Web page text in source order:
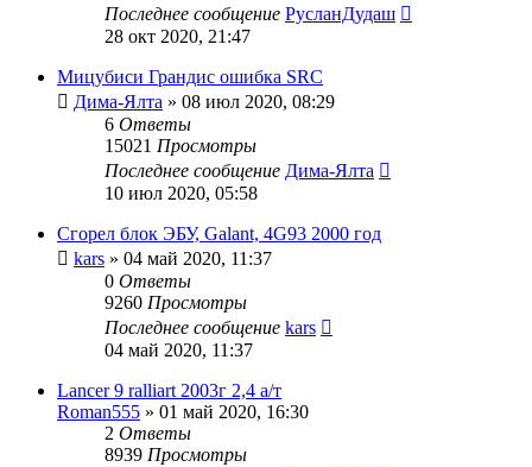
Последнее сообщение РусланДудаш
28 окт 2020, 21:47
Мицубиси Грандис ошибка SRC
Дима-Ялта » 08 июл 2020, 08:29
6 Ответы
15021 Просмотры
Последнее сообщение Дима-Ялта
10 июл 2020, 05:58
Сгорел блок ЭБУ, Galant, 4G93 2000 год
kars » 04 май 2020, 11:37
0 Ответы
9260 Просмотры
Последнее сообщение kars
04 май 2020, 11:37
Lancer 9 ralliart 2003г 2,4 а/т
Roman555 » 01 май 2020, 16:30
2 Ответы
8939 Просмотры